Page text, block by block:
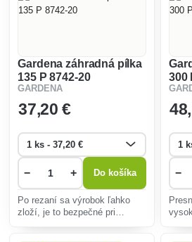
Gardena záhradná pílka
135 P 8742-20
GARDENA
37,20 €
− + Do košíka
Po rezaní sa výrobok ľahko
zloží, je to bezpečné pri
300
48
−